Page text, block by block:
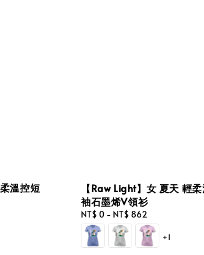
溫控短
【Raw Light】女 夏天 輕
袖石墨烯V領衫
Regular
price
NT$ 0 - NT$ 862
+1